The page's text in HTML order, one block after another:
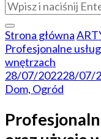
Szukasz
czegoś?
Strona główna
Profesjonalne
wnętrzach
28/07/202228/07/
Dom, Ogród